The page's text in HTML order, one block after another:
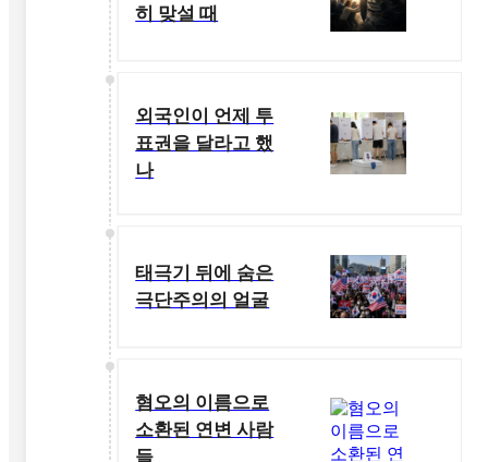
히 맞설 때
외국인이 언제 투
표권을 달라고 했
나
태극기 뒤에 숨은
극단주의의 얼굴
혐오의 이름으로
소환된 연변 사람
들